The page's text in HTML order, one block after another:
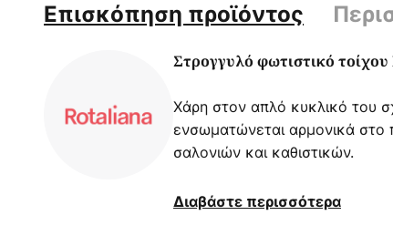
Επισκόπηση προϊόντος
Στρογγυλό φωτιστικό
Χάρη στον απλό κυκλικό του
ενσωματώνεται αρμονικά
σαλονιών και καθιστικών.
Ο φωτιστικός τοίχου,
Διαβάστε περισσότερα